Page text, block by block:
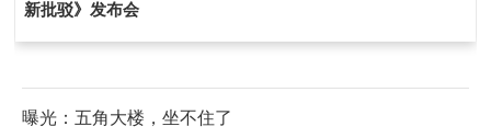
新批驳》发布会
曝光：五角大楼，坐不住了